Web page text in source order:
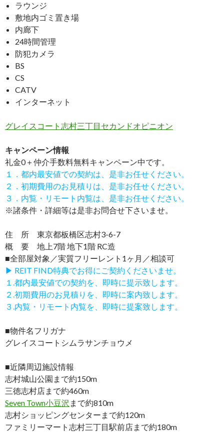
ラウンジ
敷地内ゴミ置き場
内廊下
24時間管理
防犯カメラ
BS
CS
CATV
インターネット
グレイスコート志村三丁目セカンドオピニオン
キャンペーン情報
礼金0＋仲介手数料無料キャンペーン中です。
１．都内最安値での契約は、是非お任せください。
２．初期費用のお見積りは、是非お任せください。
３．内覧・リモート内覧は、是非お任せください。
※諸条件・詳細等は是非お問合せ下さいませ。
住 所 東京都板橋区志村3-6-7
概 要 地上7階 地下1階 RC造
■全部屋対象／実質フリーレント1ヶ月／相談可
▶ REIT FIND特典でお得にご契約くださいませ。
１.都内最安値での契約を、即時に提示致します。
２.初期費用のお見積りを、即時に案内致します。
３.内覧・リモート内覧を、即時に提案致します。
■物件名フリガナ
グレイスコートシムラサンチョウメ
■近隣周辺施設情報
志村城山公園まで約150m
三徳志村店まで約460m
Seven Town小豆沢 まで約810m
志村ショッピングセンターまで約120m
ファミリーマート志村三丁目駅前店まで約180m